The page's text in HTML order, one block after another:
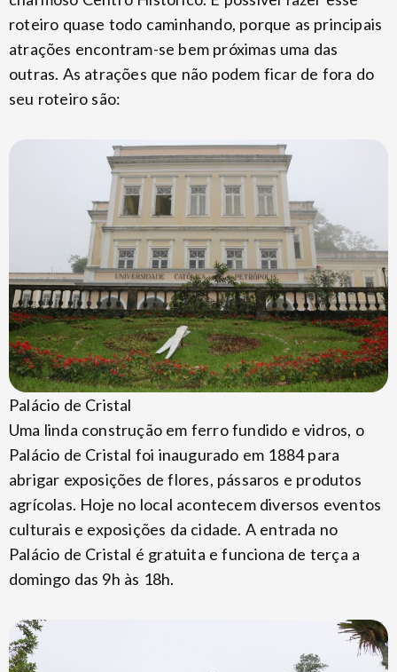
roteiro quase todo caminhando, porque as principais
atrações encontram-se bem próximas uma das
outras. As atrações que não podem ficar de fora do
seu roteiro são:
Palácio de Cristal
Uma linda construção em ferro fundido e vidros, o
Palácio de Cristal foi inaugurado em 1884 para
abrigar exposições de flores, pássaros e produtos
agrícolas. Hoje no local acontecem diversos eventos
culturais e exposições da cidade. A entrada no
Palácio de Cristal é gratuita e funciona de terça a
domingo das 9h às 18h.